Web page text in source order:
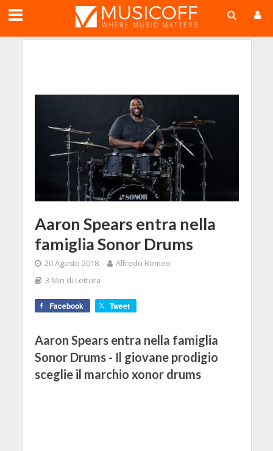
Aaron Spears entra nella
famiglia Sonor Drums
20 Agosto 2018
Alfredo Romeo
3 Min di Lettura
Facebook Tweet
Aaron Spears entra nella famiglia
Sonor Drums - Il giovane prodigio
sceglie il marchio xonor drums